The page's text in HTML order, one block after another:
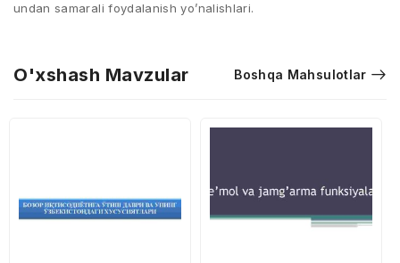
undan samarali foydalanish yo’nalishlari.
O'xshash Mavzular Boshqa Mahsulotlar